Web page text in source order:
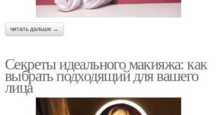
читать дальше →
Секреты идеального макияжа: как
выбрать подходящий для вашего
лица